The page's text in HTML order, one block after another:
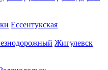
Ессентукская
Жигулевск